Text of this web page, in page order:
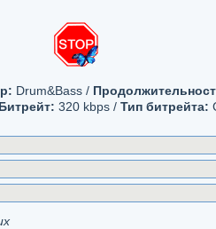
Drum&Bass /
Битрейт: 320 kbps / Тип битрейта: